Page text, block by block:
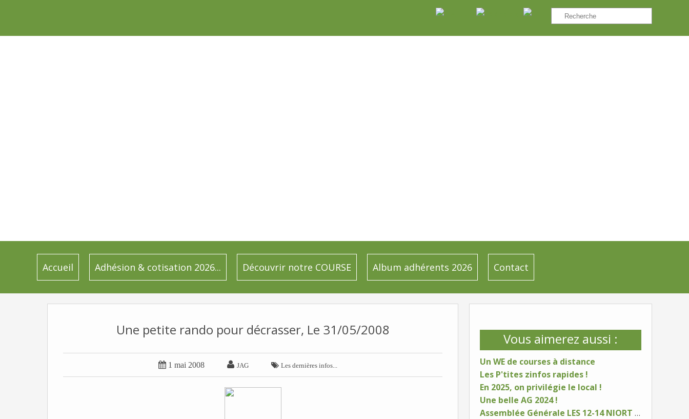
Accueil Adhésion & cotisation 2026... Découvrir notre COURSE Album adhérents 2026 Contact
Vous aimerez aussi :
Un WE de courses à distance
Les P'tites zinfos rapides !
En 2025, on privilégie le local !
Une belle AG 2024 !
Assemblée Générale LES 12-14 NIORT - samedi 25 janvier 2025
Une petite rando pour décrasser, Le 31/05/2008
 1 mai 2008  JAG  Les dernières infos...